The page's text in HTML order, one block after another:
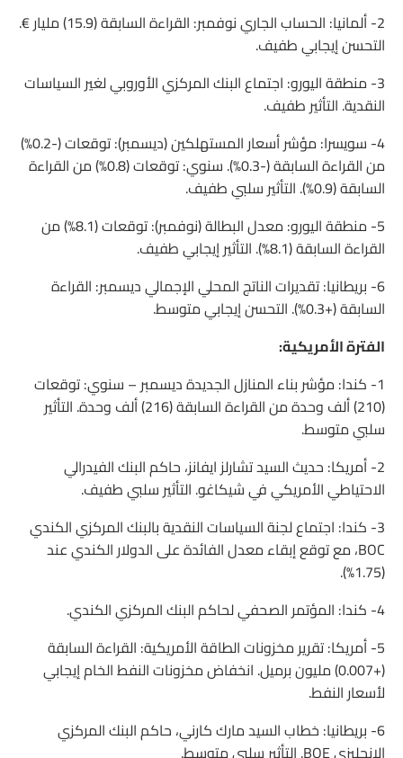
2- ألمانيا: الحساب الجاري نوفمبر: القراءة السابقة (15.9) مليار €.
التحسن إيجابي طفيف.
3- منطقة اليورو: اجتماع البنك المركزي الأوروبي لغير السياسات
النقدية. التأثير طفيف.
4- سويسرا: مؤشر أسعار المستهلكين (ديسمبر): توقعات (-0.2%)
من القراءة السابقة (-0.3%). سنوي: توقعات (0.8%) من القراءة
السابقة (0.9%). التأثير سلبي طفيف.
5- منطقة اليورو: معدل البطالة (نوفمبر): توقعات (8.1%) من
القراءة السابقة (8.1%). التأثير إيجابي طفيف.
6- بريطانيا: تقديرات الناتج المحلي الإجمالي ديسمبر: القراءة
السابقة (+0.3%). التحسن إيجابي متوسط.
الفترة الأمريكية:
1- كندا: مؤشر بناء المنازل الجديدة ديسمبر – سنوي: توقعات
(210) ألف وحدة من القراءة السابقة (216) ألف وحدة. التأثير
سلبي متوسط.
2- أمريكا: حديث السيد تشارلز ايفانز، حاكم البنك الفيدرالي
الاحتياطي الأمريكي في شيكاغو. التأثير سلبي طفيف.
3- كندا: اجتماع لجنة السياسات النقدية بالبنك المركزي الكندي
BOC، مع توقع إبقاء معدل الفائدة على الدولار الكندي عند
(1.75%).
4- كندا: المؤتمر الصحفي لحاكم البنك المركزي الكندي.
5- أمريكا: تقرير مخزونات الطاقة الأمريكية: القراءة السابقة
(+0.007) مليون برميل. انخفاض مخزونات النفط الخام إيجابي
لأسعار النفط.
6- بريطانيا: خطاب السيد مارك كارني، حاكم البنك المركزي